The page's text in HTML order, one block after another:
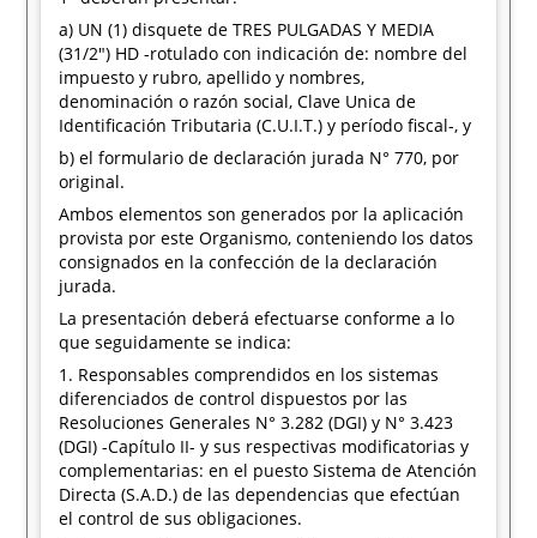
a) UN (1) disquete de TRES PULGADAS Y MEDIA
(31/2") HD -rotulado con indicación de: nombre del
impuesto y rubro, apellido y nombres,
denominación o razón social, Clave Unica de
Identificación Tributaria (C.U.I.T.) y período fiscal-, y
b) el formulario de declaración jurada N° 770, por
original.
Ambos elementos son generados por la aplicación
provista por este Organismo, conteniendo los datos
consignados en la confección de la declaración
jurada.
La presentación deberá efectuarse conforme a lo
que seguidamente se indica:
1. Responsables comprendidos en los sistemas
diferenciados de control dispuestos por las
Resoluciones Generales N° 3.282 (DGI) y N° 3.423
(DGI) -Capítulo II- y sus respectivas modificatorias y
complementarias: en el puesto Sistema de Atención
Directa (S.A.D.) de las dependencias que efectúan
el control de sus obligaciones.